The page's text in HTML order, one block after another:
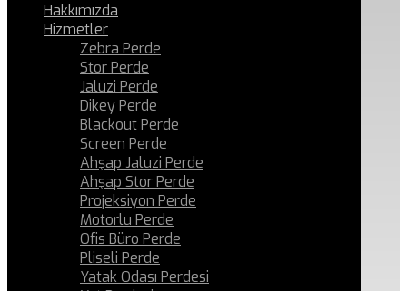
Hakkımızda
Hizmetler
Zebra Perde
Stor Perde
Jaluzi Perde
Dikey Perde
Blackout Perde
Screen Perde
Ahşap Jaluzi Perde
Ahşap Stor Perde
Projeksiyon Perde
Motorlu Perde
Ofis Büro Perde
Pliseli Perde
Yatak Odası Perdesi